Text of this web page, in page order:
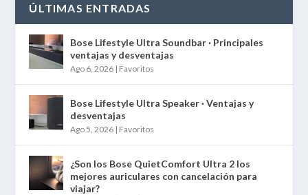
ÚLTIMAS ENTRADAS
Bose Lifestyle Ultra Soundbar · Principales
ventajas y desventajas
Ago 6, 2026 | Favoritos
Bose Lifestyle Ultra Speaker · Ventajas y
desventajas
Ago 5, 2026 | Favoritos
¿Son los Bose QuietComfort Ultra 2 los
mejores auriculares con cancelación para
viajar?